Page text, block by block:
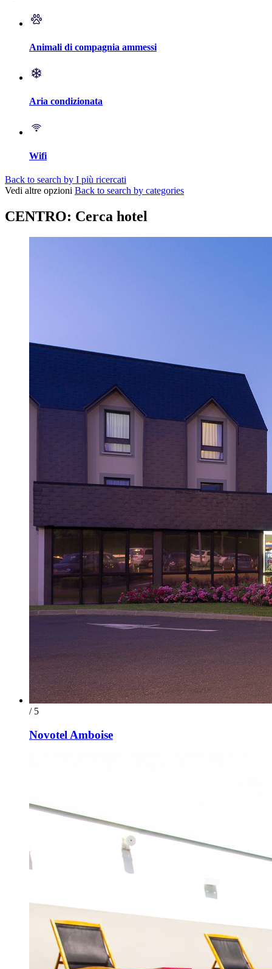
Animali di compagnia ammessi
Aria condizionata
Wifi
Back to search by I più ricercati
Vedi altre opzioni Back to search by categories
CENTRO: Cerca hotel
/ 5
Novotel Amboise